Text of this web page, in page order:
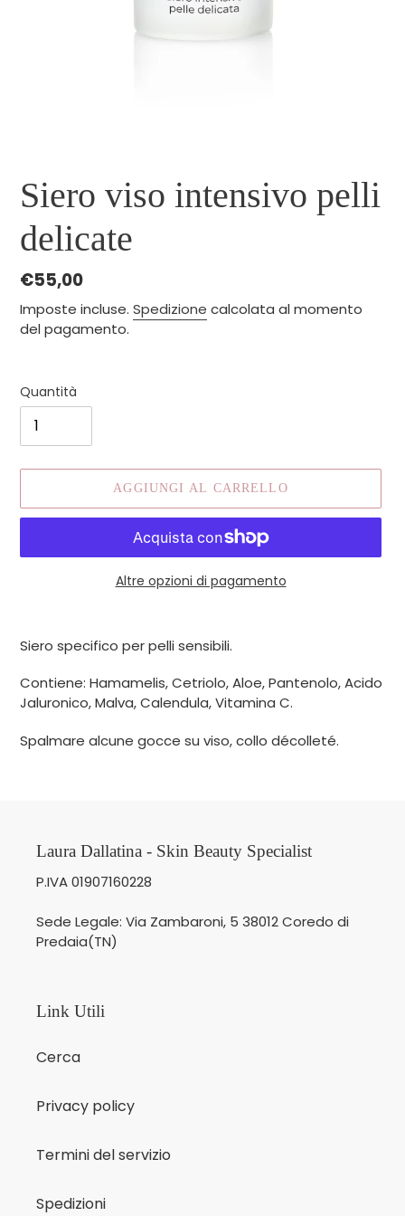
Siero viso intensivo pelli
delicate
Prezzo
di
listino
€55,00
Imposte incluse. Spedizione calcolata al momento
del pagamento.
Quantità
AGGIUNGI AL CARRELLO
Altre opzioni di pagamento
del
prodotto
nel
carrello
Siero specifico per pelli sensibili.
Contiene: Hamamelis, Cetriolo, Aloe, Pantenolo, Acido
Jaluronico, Malva, Calendula, Vitamina C.
Spalmare alcune gocce su viso, collo décolleté.
Laura Dallatina - Skin Beauty Specialist
P.IVA 01907160228
Sede Legale: Via Zambaroni, 5 38012 Coredo di
Predaia(TN)
Link Utili
Cerca
Privacy policy
Termini del servizio
Spedizioni